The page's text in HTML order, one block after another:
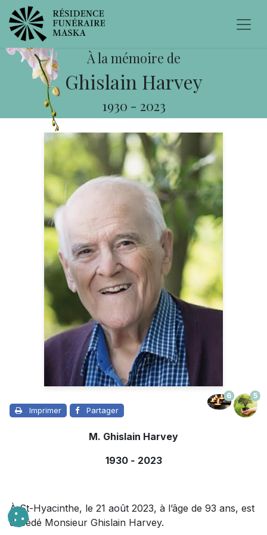
À la mémoire de
Ghislain Harvey
1930 - 2023
Imprimer Partager
6 5
M. Ghislain Harvey
1930- 2023
À St-Hyacinthe, le 21 août 2023, à l’âge de 93 ans, est
décédé Monsieur Ghislain Harvey.